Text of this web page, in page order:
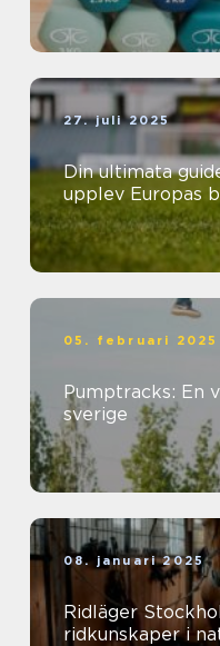
27. juli 2025
Din ultimata
upplev Europas
05. februari 2025
Pumptracks: En
sverige
08. januari 2025
Ridläger
ridkunskaper i